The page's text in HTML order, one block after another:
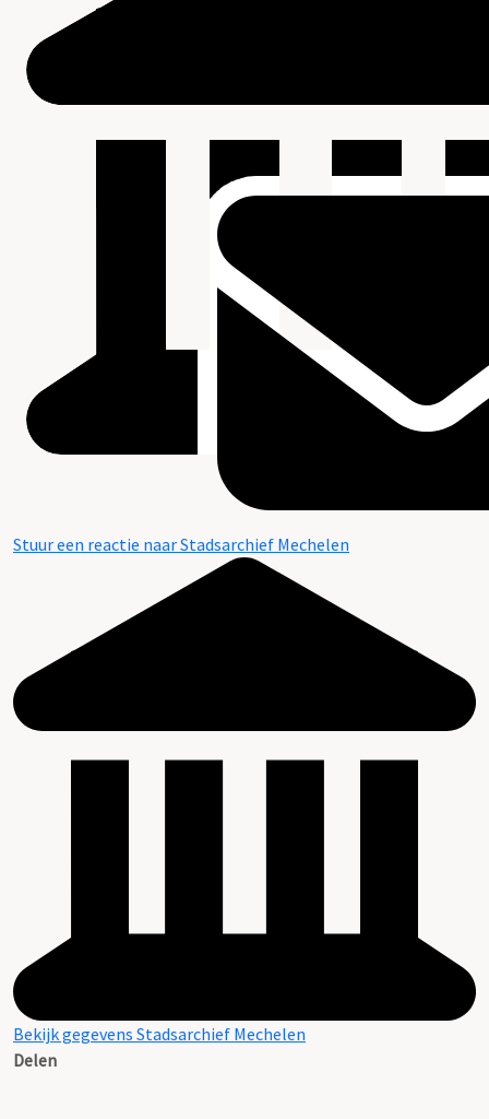
Stuur een reactie naar Stadsarchief Mechelen
Bekijk gegevens Stadsarchief Mechelen
Delen